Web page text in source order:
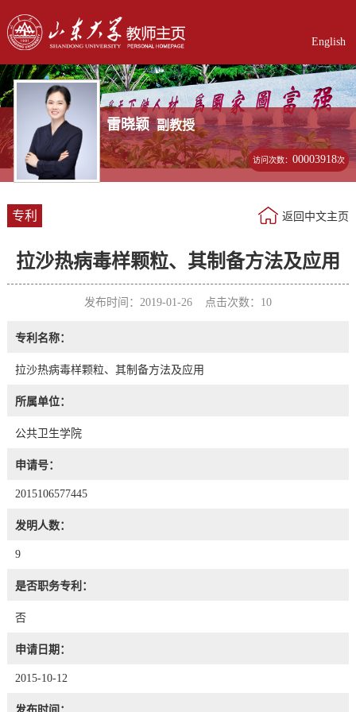
English
雷晓颖 副教授
访问次数：00003918次
专利 返回中文主页
拉沙热病毒样颗粒、其制备方法及应用
发布时间：2019-01-26 点击次数： 10
专利名称：
拉沙热病毒样颗粒、其制备方法及应用
所属单位：
公共卫生学院
申请号：
2015106577445
发明人数：
9
是否职务专利：
否
申请日期：
2015-10-12